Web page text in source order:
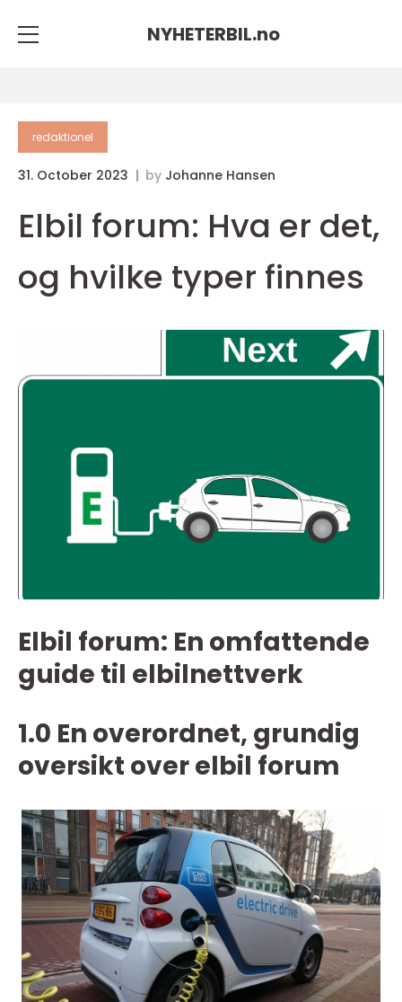
NYHETERBIL.no
redaktionel
31. October 2023 by Johanne Hansen
Elbil forum: Hva er det,
og hvilke typer finnes
Elbil forum: En omfattende
guide til elbilnettverk
1.0 En overordnet, grundig
oversikt over elbil forum